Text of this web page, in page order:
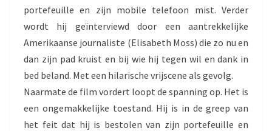
portefeuille en zijn mobile telefoon mist. Verder
wordt hij geïnterviewd door een aantrekkelijke
Amerikaanse journaliste (Elisabeth Moss) die zo nu en
dan zijn pad kruist en bij wie hij tegen wil en dank in
bed beland. Met een hilarische vrijscene als gevolg.
Naarmate de film vordert loopt de spanning op. Het is
een ongemakkelijke toestand. Hij is in de greep van
het feit dat hij is bestolen van zijn portefeuille en